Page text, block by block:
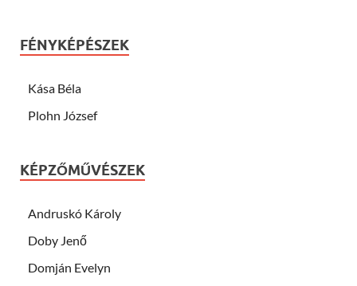
FÉNYKÉPÉSZEK
Kása Béla
Plohn József
KÉPZŐMŰVÉSZEK
Andruskó Károly
Doby Jenő
Domján Evelyn